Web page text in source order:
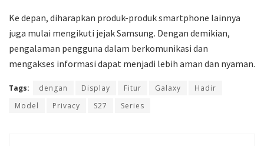
Ke depan, diharapkan produk-produk smartphone lainnya
juga mulai mengikuti jejak Samsung. Dengan demikian,
pengalaman pengguna dalam berkomunikasi dan
mengakses informasi dapat menjadi lebih aman dan nyaman.
Tags: dengan Display Fitur Galaxy
Hadir
Model
Privacy S27 Series